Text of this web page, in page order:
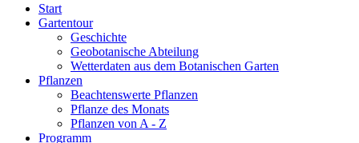
Start
Gartentour
Geschichte
Geobotanische Abteilung
Wetterdaten aus dem Botanischen Garten
Pflanzen
Beachtenswerte Pflanzen
Pflanze des Monats
Pflanzen von A - Z
Programm